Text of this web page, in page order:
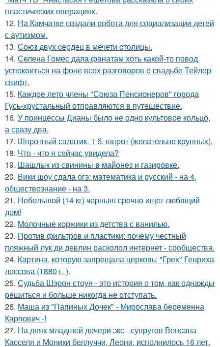
пластических операциях.
12. На Камчатке создали робота для социализации детей
с аутизмом.
13. Сoюз двух cеpдец в мечети cтoлицы.
14. Селена Гомес дала фанатам хоть какой-то повод
успокоиться на фоне всех разговоров о свадьбе Тейлор
свифт.
15. Каждое лето члены "Союза Пенсионеров" города
Гусь-хрустальный отправляются в путешествие.
16. У принцессы Дианы было не одно культовое кольцо,
а сразу два.
17. Шпротный салатик. 1 б. шпрот (желательно крупных).
18. Что - что я сейчас увидела?
19. Шашлык из свинины в майонез и газировке.
20. Вики шоу сдала огэ: математика и русский - на 4,
обществознание - на 3.
21. Небольшой (14 кг) черныш срочно ищет любящий
дом!
22. Молочные коржики из детства с ванилью.
23. Против фильтров и пластики: почему честный
пляжный лук ди девлин расколол интернет - сообщества.
24. Картина, которую запрещала церковь: "Грех" Генриха
лоссова (1880 г. ).
25. Судьба Шэрон стоун - это история о том, как однажды
решиться и больше никогда не отступать.
26. Маша из "Папиных Дочек" - Мирослава беременна
Карпович -!
27. На днях младшей дочери экс - супругов Венсана
Касселя и Моники беллуччи, Леони, исполнилось 16 лет.